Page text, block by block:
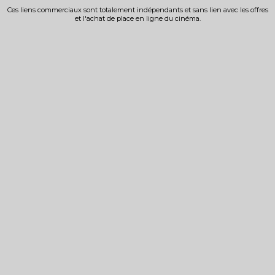
Ces liens commerciaux sont totalement indépendants et sans lien avec les offres
et l'achat de place en ligne du cinéma.